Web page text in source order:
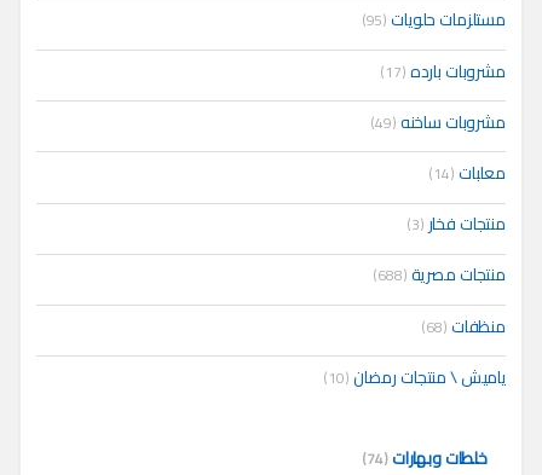
مستلزمات حلويات(95)
مشروبات بارده(17)
مشروبات ساخنه(49)
معلبات(14)
منتجات فخار (3)
منتجات مصرية(688)
منظفات(68)
ياميش \ منتجات رمضان(10)
خلطات وبهارات(74)